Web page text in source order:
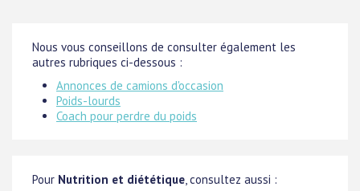
Nous vous conseillons de consulter également les
autres rubriques ci-dessous :
Annonces de camions d'occasion
Poids-lourds
Coach pour perdre du poids
Pour Nutrition et diététique, consultez aussi :